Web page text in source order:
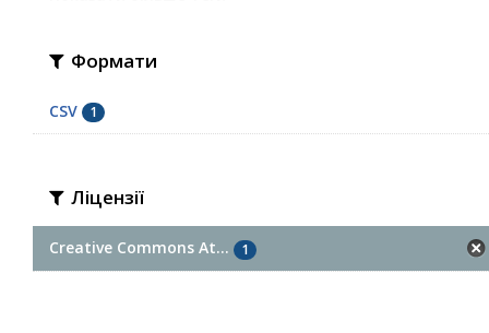
Формати
CSV 1
Ліцензії
Creative Commons At... 1